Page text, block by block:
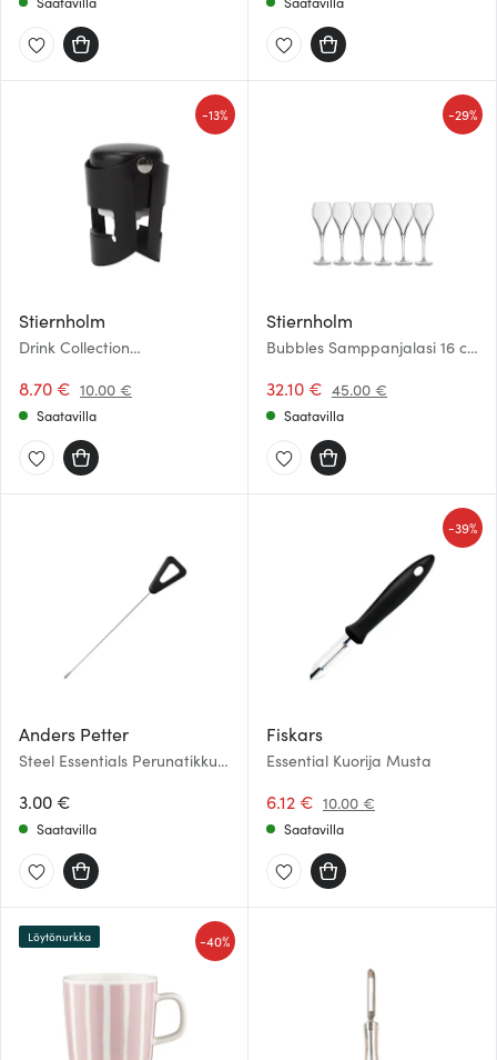
Stiernholm
Drink Collection
Musta
8.70 € 10.00 €
-13%
Saatavilla
Stiernholm
Bubbles Samppanjalasi 16 cl
32.10 € 45.00 €
-29%
Saatavilla
Anders Petter
Steel Essentials Perunatikku
3.00 €
Saatavilla
Fiskars
Essential Kuorija Musta
6.12 € 10.00 €
-39%
Saatavilla
-40%
Löytönurkka